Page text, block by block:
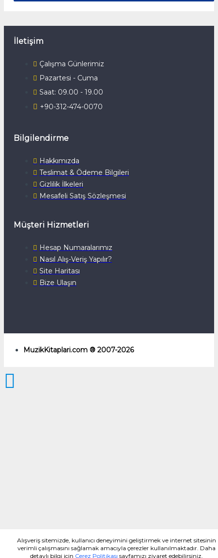
İletişim
Çalışma Günlerimiz
Pazartesi - Cuma
Saat: 09.00 - 19.00
+90-312-474-0070
Bilgilendirme
Hakkımızda
Teslimat & Ödeme Bilgileri
Gizlilik İlkeleri
Mesafeli Satış Sözleşmesi
Müşteri Hizmetleri
Hesap Numaralarımız
Nasıl Alış-Veriş Yapılır?
Site Haritası
Bize Ulaşın
MuzikKitaplari.com ® 2007-2026
Alışveriş sitemizde, kullanıcı deneyimini geliştirmek ve internet sitesinin
verimli çalışmasını sağlamak amacıyla çerezler kullanılmaktadır. Daha
detaylı bilgi için Çerez Politikası sayfamızı ziyaret edebilirsiniz.